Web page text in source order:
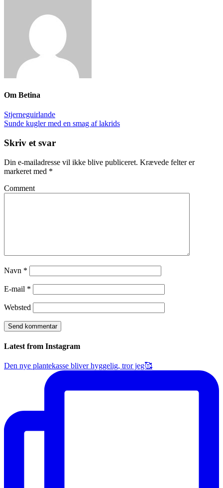
Om Betina
Stjerneguirlande
Sunde kugler med en smag af lakrids
Skriv et svar
Din e-mailadresse vil ikke blive publiceret. Krævede felter er
markeret med *
Comment
Navn *
E-mail *
Websted
Latest from Instagram
Den nye plantekasse bliver hyggelig, tror jeg🥰